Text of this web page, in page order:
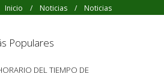
Inicio / Noticias / Noticias
Populares
DEL TIEMPO DE